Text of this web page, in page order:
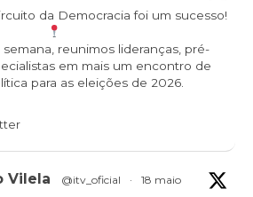
reunimos lideranças, pré-
em mais um encontro de
para as eleições de 2026.
Vilela @itv_oficial · 18 maio